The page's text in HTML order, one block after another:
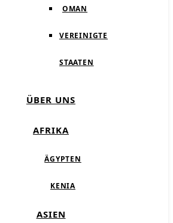
OMAN
VEREINIGTE
STAATEN
ÜBER UNS
AFRIKA
ÄGYPTEN
KENIA
ASIEN